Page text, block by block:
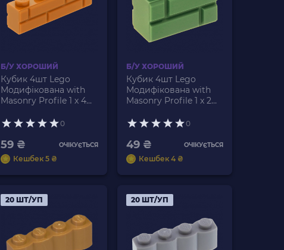
Б/У ХОРОШИЙ
Кубик 4шт Lego
Модифікована with
Masonry Profile 1 x 4
Nougat Б/У
0
59 ₴ ОЧІКУЄТЬСЯ
Кешбек 5 ₴
Б/У ХОРОШИЙ
Кубик 4шт Lego
Модифікована with
Masonry Profile 1 x 2
Green Б/У
0
49 ₴ ОЧІКУЄТЬСЯ
Кешбек 4 ₴
20 ШТ/УП 20 ШТ/УП